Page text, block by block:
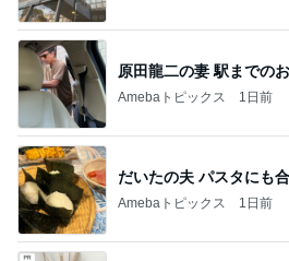
原田龍二の妻 駅までの
Amebaトピックス 1日前
だいたの夫 パスタにも
Amebaトピックス 1日前